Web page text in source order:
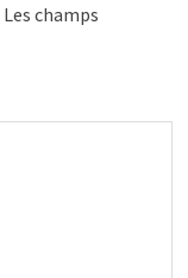
Les champs